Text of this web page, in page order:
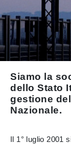
Siamo la
dello Stato
gestione
Nazionale.
Il 1° luglio 2001